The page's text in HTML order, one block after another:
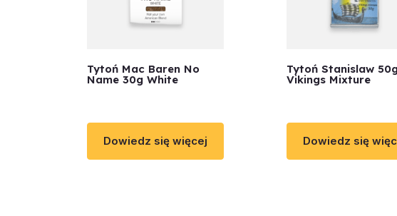
Tytoń Mac Baren No
Name 30g White
Dowiedz się więcej
Tytoń Stanislaw
Vikings Mixture
Dowiedz się